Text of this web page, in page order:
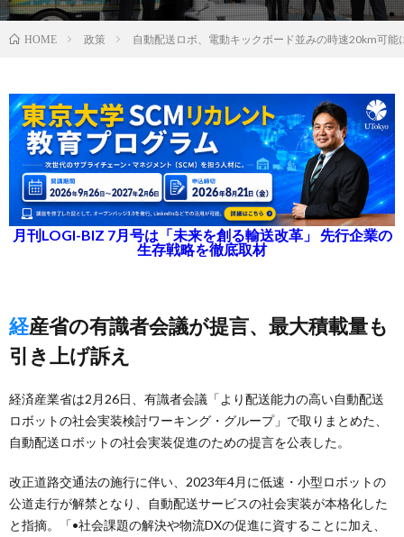
HOME 政策 自動配送ロボ、電動キックボード並みの時速20km可能
月刊LOGI-BIZ 7月号は「未来を創る輸送改革」 先行企業の
生存戦略を徹底取材
経産省の有識者会議が提言、最大積載量も
引き上げ訴え
経済産業省は2月26日、有識者会議「より配送能力の高い自動配送
ロボットの社会実装検討ワーキング・グループ」で取りまとめた、
自動配送ロボットの社会実装促進のための提言を公表した。
改正道路交通法の施行に伴い、2023年4月に低速・小型ロボットの
公道走行が解禁となり、自動配送サービスの社会実装が本格化した
と指摘。「•社会課題の解決や物流DXの促進に資することに加え、